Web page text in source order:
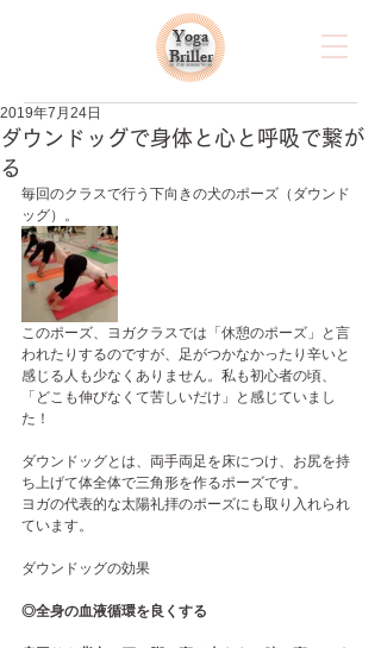
Yoga
Briller
ダウンドッグで身体と心と呼吸で繋が
る
2019年7月24日
毎回のクラスで行う下向きの犬のポーズ（ダウンド
ッグ）。
このポーズ、ヨガクラスでは「休憩のポーズ」と言
われたりするのですが、足がつかなかったり辛いと
感じる人も少なくありません。私も初心者の頃、
「どこも伸びなくて苦しいだけ」と感じていまし
た！
ダウンドッグとは、両手両足を床につけ、お尻を持
ち上げて体全体で三角形を作るポーズです。
ヨガの代表的な太陽礼拝のポーズにも取り入れられ
ています。
ダウンドッグの効果
◎全身の血液循環を良くする